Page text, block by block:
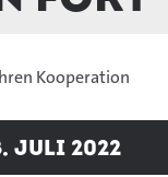
Kooperation
Juli 2022